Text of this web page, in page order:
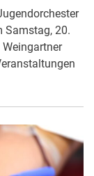
Samstag, 20.